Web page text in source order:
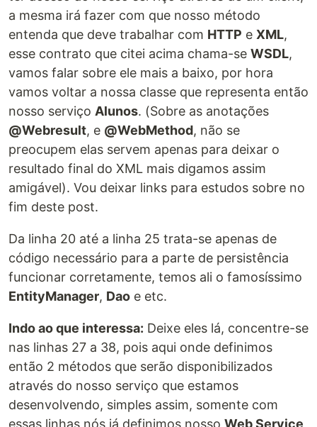
a mesma irá fazer com que nosso método
entenda que deve trabalhar com HTTP e XML,
esse contrato que citei acima chama-se WSDL,
vamos falar sobre ele mais a baixo, por hora
vamos voltar a nossa classe que representa então
nosso serviço Alunos. (Sobre as anotações
@Webresult, e @WebMethod, não se
preocupem elas servem apenas para deixar o
resultado final do XML mais digamos assim
amigável). Vou deixar links para estudos sobre no
fim deste post.
Da linha 20 até a linha 25 trata-se apenas de
código necessário para a parte de persistência
funcionar corretamente, temos ali o famosíssimo
EntityManager, Dao e etc.
Indo ao que interessa: Deixe eles lá, concentre-se
nas linhas 27 a 38, pois aqui onde definimos
então 2 métodos que serão disponibilizados
através do nosso serviço que estamos
desenvolvendo, simples assim, somente com
essas linhas nós já definimos nosso Web Service